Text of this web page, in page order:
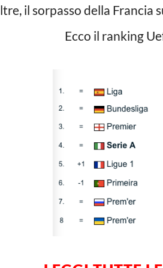
il sorpasso della Francia
Ecco il ranking